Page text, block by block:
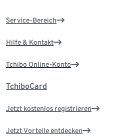
Service-Bereich
Hilfe & Kontakt
Tchibo Online-Konto
TchiboCard
Jetzt kostenlos registrieren
Jetzt Vorteile entdecken